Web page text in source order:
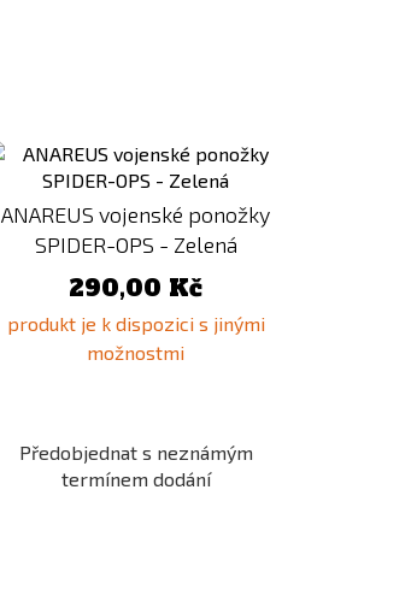
ANAREUS vojenské ponožky
SPIDER-OPS - Zelená
290,00 Kč
produkt je k dispozici s jinými
možnostmi
Předobjednat s neznámým
termínem dodání